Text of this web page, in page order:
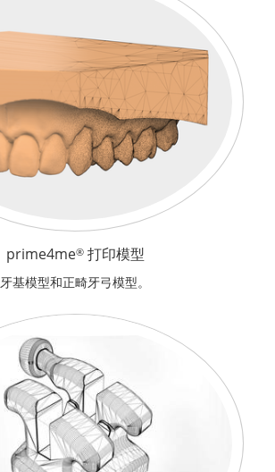
prime4me®打印模型
牙基模型和正畸牙弓模型。